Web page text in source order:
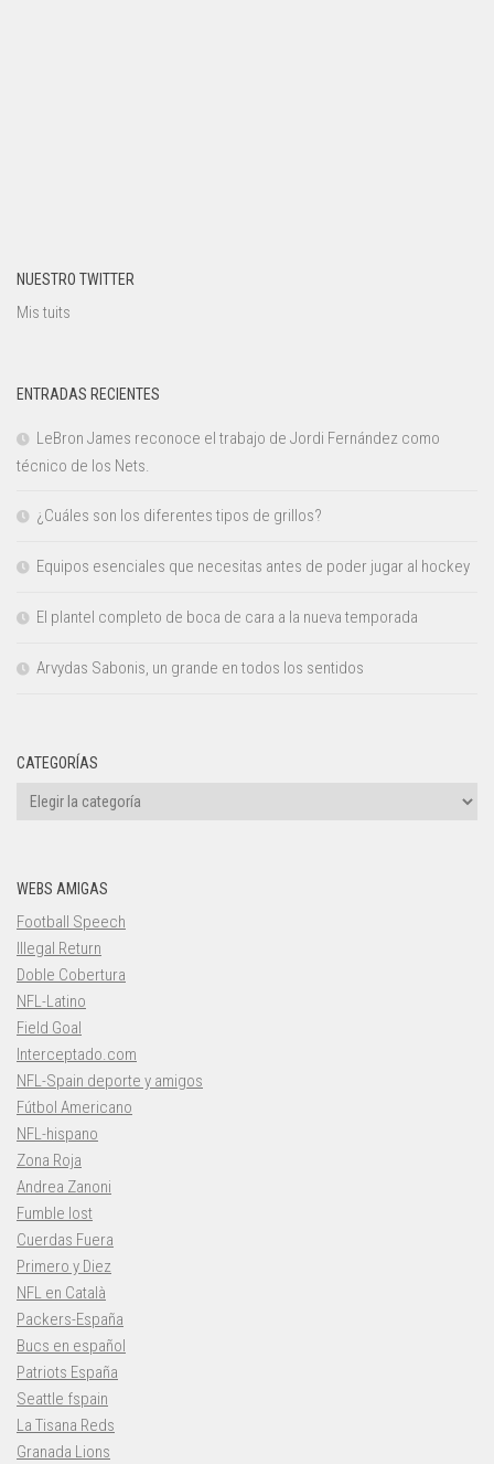
NUESTRO TWITTER
Mis tuits
ENTRADAS RECIENTES
LeBron James reconoce el trabajo de Jordi Fernández como
técnico de los Nets.
¿Cuáles son los diferentes tipos de grillos?
Equipos esenciales que necesitas antes de poder jugar al hockey
El plantel completo de boca de cara a la nueva temporada
Arvydas Sabonis, un grande en todos los sentidos
CATEGORÍAS
Categorías
WEBS AMIGAS
Football Speech
Illegal Return
Doble Cobertura
NFL-Latino
Field Goal
Interceptado.com
NFL-Spain deporte y amigos
Fútbol Americano
NFL-hispano
Zona Roja
Andrea Zanoni
Fumble lost
Cuerdas Fuera
Primero y Diez
NFL en Català
Packers-España
Bucs en español
Patriots España
Seattle fspain
La Tisana Reds
Granada Lions